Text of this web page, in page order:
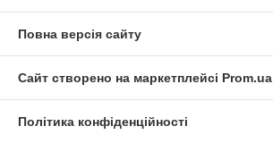
Повна версія сайту
Сайт створено на маркетплейсі Prom.ua
Політика конфіденційності